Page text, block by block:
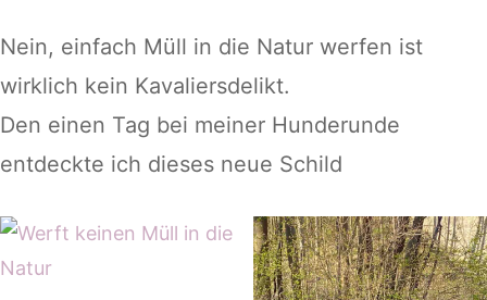
Nein, einfach Müll in die Natur werfen ist
wirklich kein Kavaliersdelikt.
Den einen Tag bei meiner Hunderunde
entdeckte ich dieses neue Schild